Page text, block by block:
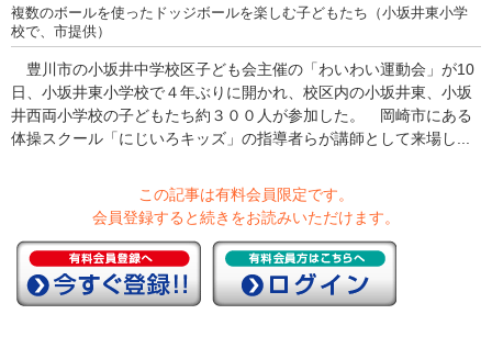
複数のボールを使ったドッジボールを楽しむ子どもたち（小坂井東小学
校で、市提供）
豊川市の小坂井中学校区子ども会主催の「わいわい運動会」が10
日、小坂井東小学校で４年ぶりに開かれ、校区内の小坂井東、小坂
井西両小学校の子どもたち約３００人が参加した。 岡崎市にある
体操スクール「にじいろキッズ」の指導者らが講師として来場し...
この記事は有料会員限定です。
会員登録すると続きをお読みいただけます。